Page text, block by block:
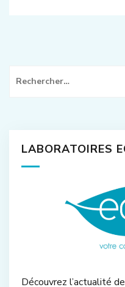
Rechercher :
LABORATOIRES
Découvrez l’actualité